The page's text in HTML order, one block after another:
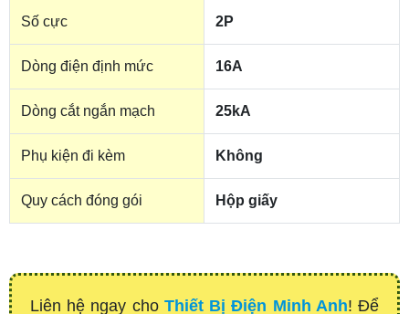
Số cực 2P
Dòng điện định mức 16A
Dòng cắt ngắn mạch 25kA
Phụ kiện đi kèm Không
Quy cách đóng gói Hộp giấy
Liên hệ ngay cho Thiết Bị Điện Minh Anh! Để